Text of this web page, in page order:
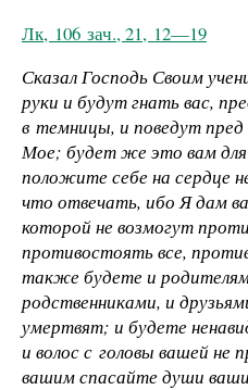
Лк, 106 зач., 21, 12—19
Сказал Господь Своим
руки и будут гнать вас,
в темницы, и поведут пред
Мое; будет же это вам
положите себе на сердце
что отвечать, ибо Я дам
которой не возмогут
противостоять все,
также будете и
родственниками, и
умертвят; и будете
и волос с головы вашей
вашим спасайте души